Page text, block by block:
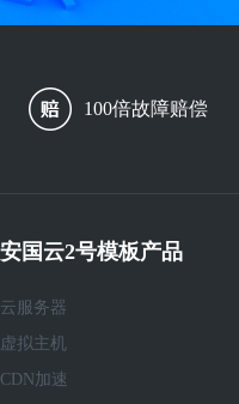
100倍故障赔偿
安国云2号模板产品
云服务器
虚拟主机
CDN加速